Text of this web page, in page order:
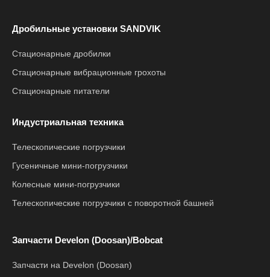
Дробильные установки SANDVIK
Стационарные дробилки
Стационарные вибрационные грохоты
Стационарные питатели
Индустриальная техника
Телескопические погрузчики
Гусеничные мини-погрузчики
Колесные мини-погрузчики
Телескопические погрузчики с поворотной башней
Запчасти Develon (Doosan)/Bobcat
Запчасти на Develon (Doosan)